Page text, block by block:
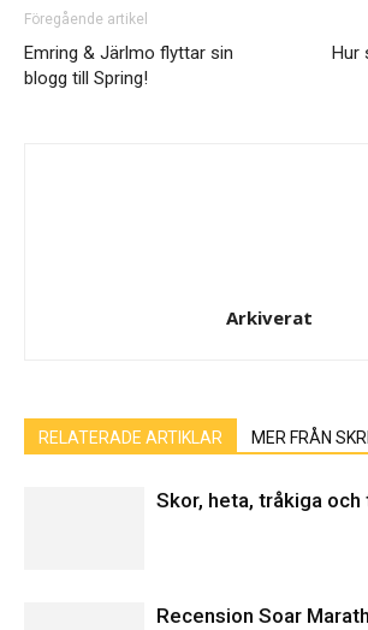
Föregående artikel
Emring & Järlmo flyttar sin
blogg till Spring!
Hur
Arkiverat
RELATERADE ARTIKLAR MER FRÅN
Skor, heta, tråkiga och
Recension Soar